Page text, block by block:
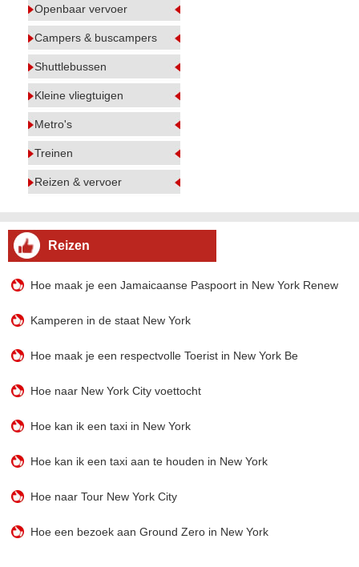
Openbaar vervoer
Campers & buscampers
Shuttlebussen
Kleine vliegtuigen
Metro's
Treinen
Reizen & vervoer
Reizen
Hoe maak je een Jamaicaanse Paspoort in New York Renew
Kamperen in de staat New York
Hoe maak je een respectvolle Toerist in New York Be
Hoe naar New York City voettocht
Hoe kan ik een taxi in New York
Hoe kan ik een taxi aan te houden in New York
Hoe naar Tour New York City
Hoe een bezoek aan Ground Zero in New York